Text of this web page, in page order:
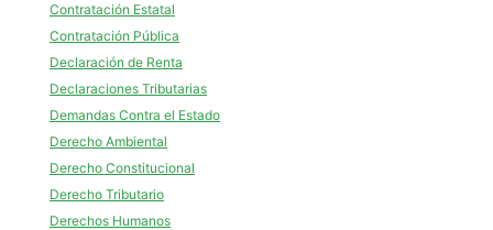
Contratación Estatal
Contratación Pública
Declaración de Renta
Declaraciones Tributarias
Demandas Contra el Estado
Derecho Ambiental
Derecho Constitucional
Derecho Tributario
Derechos Humanos